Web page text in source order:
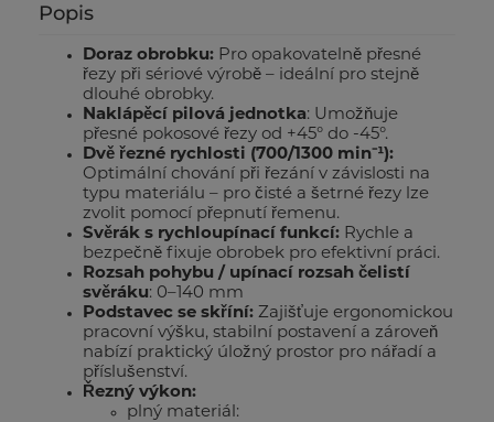
Popis
Doraz obrobku: Pro opakovatelně přesné
řezy při sériové výrobě – ideální pro stejně
dlouhé obrobky.
Naklápěcí pilová jednotka: Umožňuje
přesné pokosové řezy od +45° do -45°.
Dvě řezné rychlosti (700/1300 min⁻¹):
Optimální chování při řezání v závislosti na
typu materiálu – pro čisté a šetrné řezy lze
zvolit pomocí přepnutí řemenu.
Svěrák s rychloupínací funkcí: Rychle a
bezpečně fixuje obrobek pro efektivní práci.
Rozsah pohybu / upínací rozsah čelistí
svěráku: 0–140 mm
Podstavec se skříní: Zajišťuje ergonomickou
pracovní výšku, stabilní postavení a zároveň
nabízí praktický úložný prostor pro nářadí a
příslušenství.
Řezný výkon:
plný materiál: